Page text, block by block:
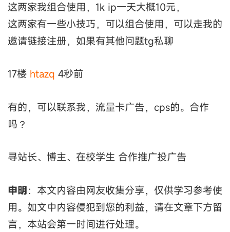
这两家我组合使用，1k ip一天大概10元，
这两家有一些小技巧，可以组合使用，可以走我的
邀请链接注册，如果有其他问题tg私聊
17楼 htazq 4秒前
有的，可以联系我，流量卡广告，cps的。合作
吗？
寻站长、博主、在校学生 合作推广投广告
申明：本文内容由网友收集分享，仅供学习参考使
用。如文中内容侵犯到您的利益，请在文章下方留
言，本站会第一时间进行处理。